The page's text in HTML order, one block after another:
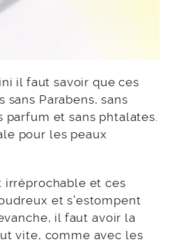
il faut savoir que ces
Parabens, sans
parfum et sans phtalates.
pour les peaux
et ces
et s’estompent
il faut avoir la
vite, comme avec les